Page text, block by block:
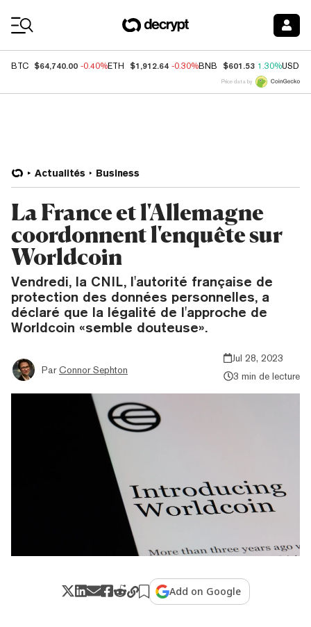
BTC $64,740.00 -0.40%ETH $1,912.64 -0.30%BNB $601.53 1.30%USDC
Price data by
Actualités Business
La France et l'Allemagne
coordonnent l'enquête sur
Worldcoin
Vendredi, la CNIL, l'autorité française de
protection des données personnelles, a
déclaré que la légalité de l'approche de
Worldcoin «semble douteuse».
Par Connor Sephton
Jul 28, 2023
3 min de lecture
Add on Google